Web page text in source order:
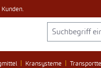
Kransysteme